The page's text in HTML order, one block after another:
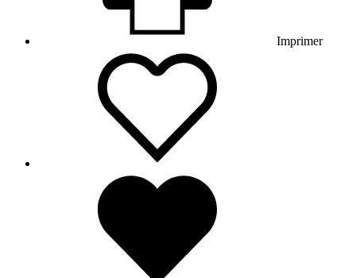
Imprimer